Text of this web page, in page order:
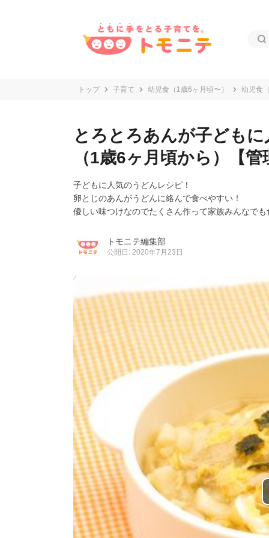
トップ 子育て 幼児食（1歳6ヶ月頃〜） 幼児食
とろとろあんが子ども
（1歳6ヶ月頃から）【
子どもに人気のうどんレシピ！
卵とじのあんがうどんに絡んで食べやすい！
優しい味つけなのでたくさん作って家族みんなで
トモニテ編集部
公開日: 2020年7月23日